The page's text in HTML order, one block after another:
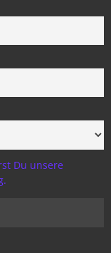
Du unsere